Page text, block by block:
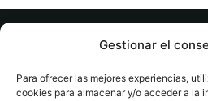
Gestionar el
Para ofrecer las mejores experiencias,
cookies para almacenar y/o acceder a la